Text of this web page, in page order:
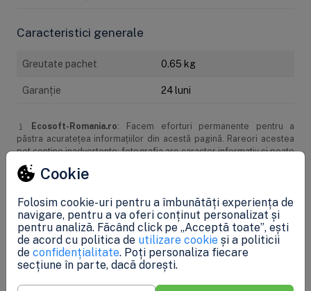
Caracteristici generale
Greutate pachet 0.65 kg
Garanţie 24 luni
Ecosoft-Romania.ro: Facem eforturi permanente pentru a
păstra acurateţea informaţiilor din acestă pagină. Rareori acestea
pot conţine inadvertenţe: fotografia are caracter informativ şi poate
conţine accesorii neincluse în pachetele standard, unele
specificaţii pot fi modificate de catre producător fără preaviz sau
valabile în limita stocului. In conformitate cu prevederile OUG
140/2021, produsele beneficiaza de garantie legala de
conformitate de 24 de luni, cu excepția consumabilelor și a altor
produse cu regim special.
Recenzii (0)
Cookie
Folosim cookie-uri pentru a îmbunătăți experiența de
navigare, pentru a va oferi conținut personalizat și
pentru analiză. Făcând click pe „Acceptă toate”, ești
de acord cu politica de utilizare cookie și a politicii
de confidențialitate. Poți personaliza fiecare
secțiune în parte, dacă dorești.